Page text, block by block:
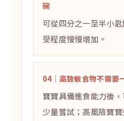
碗
可從四分之一至半小
受程度慢慢增加。
04｜高致敏食物不需要
寶寶具備進食能力後
少量嘗試；高風險寶寶